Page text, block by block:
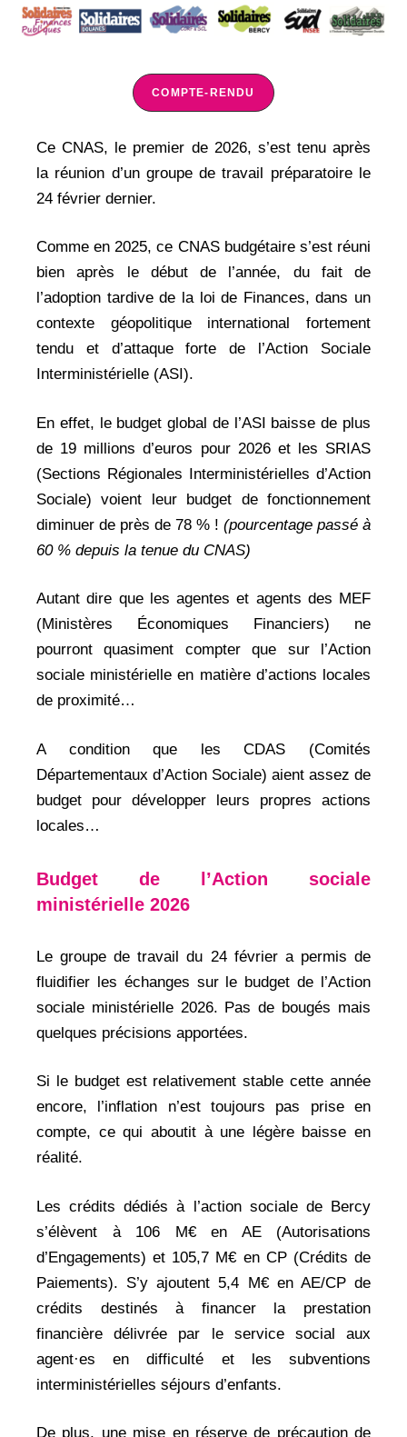
COMPTE-RENDU
Ce CNAS, le premier de 2026, s’est tenu après
la réunion d’un groupe de travail préparatoire le
24 février dernier.
Comme en 2025, ce CNAS budgétaire s’est réuni
bien après le début de l’année, du fait de
l’adoption tardive de la loi de Finances, dans un
contexte géopolitique international fortement
tendu et d’attaque forte de l’Action Sociale
Interministérielle (ASI).
En effet, le budget global de l’ASI baisse de plus
de 19 millions d’euros pour 2026 et les SRIAS
(Sections Régionales Interministérielles d’Action
Sociale) voient leur budget de fonctionnement
diminuer de près de 78 % ! (pourcentage passé à
60 % depuis la tenue du CNAS)
Autant dire que les agentes et agents des MEF
(Ministères Économiques Financiers) ne
pourront quasiment compter que sur l’Action
sociale ministérielle en matière d’actions locales
de proximité…
A condition que les CDAS (Comités
Départementaux d’Action Sociale) aient assez de
budget pour développer leurs propres actions
locales…
Budget de l’Action sociale
ministérielle 2026
Le groupe de travail du 24 février a permis de
fluidifier les échanges sur le budget de l’Action
sociale ministérielle 2026. Pas de bougés mais
quelques précisions apportées.
Si le budget est relativement stable cette année
encore, l’inflation n’est toujours pas prise en
compte, ce qui aboutit à une légère baisse en
réalité.
Les crédits dédiés à l’action sociale de Bercy
s’élèvent à 106 M€ en AE (Autorisations
d’Engagements) et 105,7 M€ en CP (Crédits de
Paiements). S’y ajoutent 5,4 M€ en AE/CP de
crédits destinés à financer la prestation
financière délivrée par le service social aux
agent·es en difficulté et les subventions
interministérielles séjours d’enfants.
De plus, une mise en réserve de précaution de